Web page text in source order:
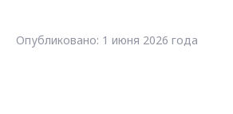
Опубликовано: 1 июня 2026 года